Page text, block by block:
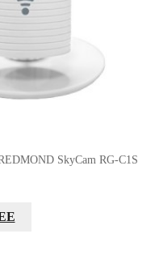
SkyCam RG-C1S